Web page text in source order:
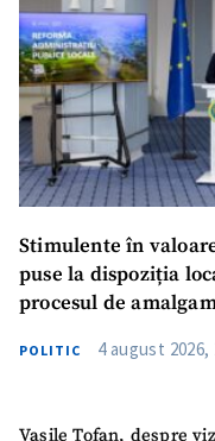
Stimulente în
puse la dispoziția
procesul de
POLITIC 4 august 2026,
Vasile Tofan, despre